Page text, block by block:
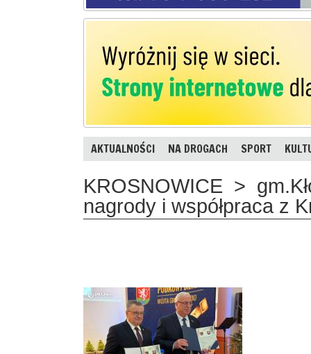
AKTUALNOŚCI NA DROGACH SPORT
KROSNOWICE >
nagrody i współpraca z